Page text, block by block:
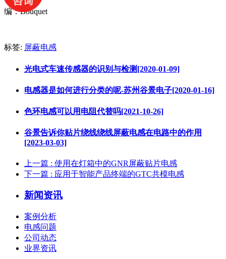
编：Bouquet
标签: 屏蔽电感
光电式车速传感器的识别与检测[2020-01-09]
电感器是如何进行分类的呢-苏州谷景电子[2020-01-16]
色环电感可以用电阻代替吗[2021-10-26]
谷景告诉你贴片绕线绕线屏蔽电感在电路中的作用
[2023-03-03]
上一篇 : 使用在灯箱中的GNR屏蔽贴片电感
下一篇 : 应用于智能产品终端的GTC共模电感
新闻资讯
案例分析
电感问题
公司动态
业界资讯